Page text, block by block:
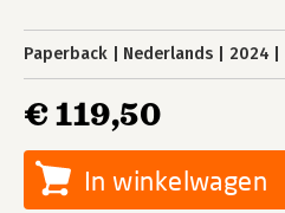
Paperback Nederlands 2024
€ 119,50
In winkelwagen